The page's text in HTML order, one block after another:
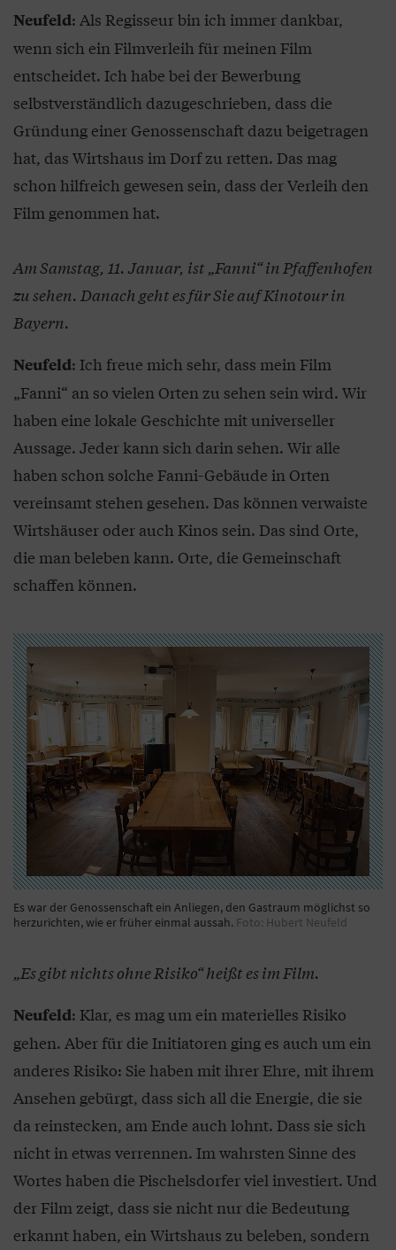
Neufeld: Als Regisseur bin ich immer dankbar,
wenn sich ein Filmverleih für meinen Film
entscheidet. Ich habe bei der Bewerbung
selbstverständlich dazugeschrieben, dass die
Gründung einer Genossenschaft dazu beigetragen
hat, das Wirtshaus im Dorf zu retten. Das mag
schon hilfreich gewesen sein, dass der Verleih den
Film genommen hat.
Am Samstag, 11. Januar, ist „Fanni“ in Pfaffenhofen
zu sehen. Danach geht es für Sie auf Kinotour in
Bayern.
Neufeld: Ich freue mich sehr, dass mein Film
„Fanni“ an so vielen Orten zu sehen sein wird. Wir
haben eine lokale Geschichte mit universeller
Aussage. Jeder kann sich darin sehen. Wir alle
haben schon solche Fanni-Gebäude in Orten
vereinsamt stehen gesehen. Das können verwaiste
Wirtshäuser oder auch Kinos sein. Das sind Orte,
die man beleben kann. Orte, die Gemeinschaft
schaffen können.
Es war der Genossenschaft ein Anliegen, den Gastraum möglichst so
herzurichten, wie er früher einmal aussah. Foto: Hubert Neufeld
„Es gibt nichts ohne Risiko“ heißt es im Film.
Neufeld: Klar, es mag um ein materielles Risiko
gehen. Aber für die Initiatoren ging es auch um ein
anderes Risiko: Sie haben mit ihrer Ehre, mit ihrem
Ansehen gebürgt, dass sich all die Energie, die sie
da reinstecken, am Ende auch lohnt. Dass sie sich
nicht in etwas verrennen. Im wahrsten Sinne des
Wortes haben die Pischelsdorfer viel investiert. Und
der Film zeigt, dass sie nicht nur die Bedeutung
erkannt haben, ein Wirtshaus zu beleben, sondern